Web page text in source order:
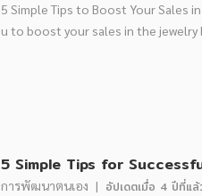
5 Simple Tips to Boost Your Sales
u to boost your sales in the
การพัฒนาตนเอง | อัปเดตเมื่อ 4 ปีที่แล้